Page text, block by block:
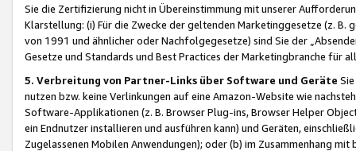
Sie die Zertifizierung nicht in Übereinstimmung mit unserer
Klarstellung: (i) Für die Zwecke der geltenden Marketinggesetze (z. B.
von 1991 und ähnlicher oder Nachfolgegesetze) sind Sie der
Gesetze und Standards und Best Practices der Marketingbranche für
5. Verbreitung von Partner-Links über Software und Geräte
nutzen bzw. keine Verlinkungen auf eine Amazon-Website wie
Software-Applikationen (z. B. Browser Plug-ins, Browser Helper
ein Endnutzer installieren und ausführen kann) und Geräten,
Zugelassenen Mobilen Anwendungen); oder (b) im Zusammenhang